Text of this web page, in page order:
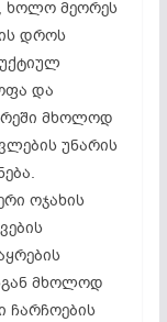
ხოლო მეორეს
დროს
და
მხოლოდ
უნარის
ოჯახის
მხოლოდ
ჩარჩოების